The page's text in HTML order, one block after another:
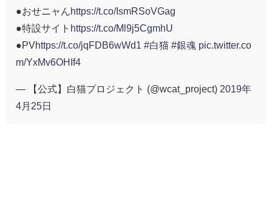
●おせニャん https://t.co/IsmRSoVGag
●特設サイト https://t.co/Ml9j5CgmhU
●PVhttps://t.co/jqFDB6wWd1 #白猫 #銀魂 pic.twitter.co
m/YxMv6OHIf4
— 【公式】白猫プロジェクト (@wcat_project) 2019年
4月25日